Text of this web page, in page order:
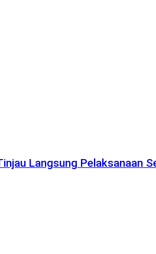
Langsung Pelaksanaan